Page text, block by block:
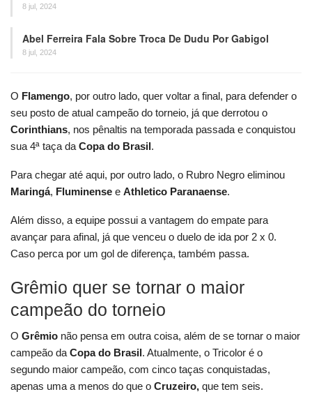
8 jul, 2024
Abel Ferreira Fala Sobre Troca De Dudu Por Gabigol
8 jul, 2024
O Flamengo, por outro lado, quer voltar a final, para defender o
seu posto de atual campeão do torneio, já que derrotou o
Corinthians, nos pênaltis na temporada passada e conquistou
sua 4ª taça da Copa do Brasil.
Para chegar até aqui, por outro lado, o Rubro Negro eliminou
Maringá, Fluminense e Athletico Paranaense.
Além disso, a equipe possui a vantagem do empate para
avançar para afinal, já que venceu o duelo de ida por 2 x 0.
Caso perca por um gol de diferença, também passa.
Grêmio quer se tornar o maior
campeão do torneio
O Grêmio não pensa em outra coisa, além de se tornar o maior
campeão da Copa do Brasil. Atualmente, o Tricolor é o
segundo maior campeão, com cinco taças conquistadas,
apenas uma a menos do que o Cruzeiro, que tem seis.